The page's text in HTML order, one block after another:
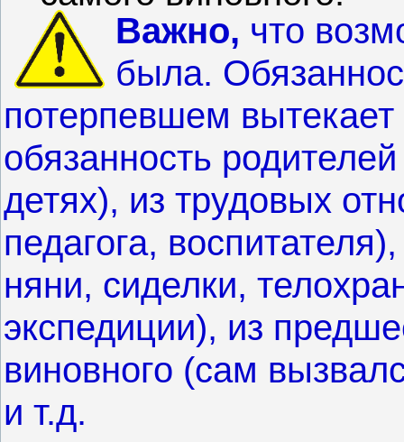
Важно, что
была.
потерпевшем
обязанность
детях), из трудовых
педагога,
няни, сиделки,
экспедиции), из
виновного (сам
и т.д.